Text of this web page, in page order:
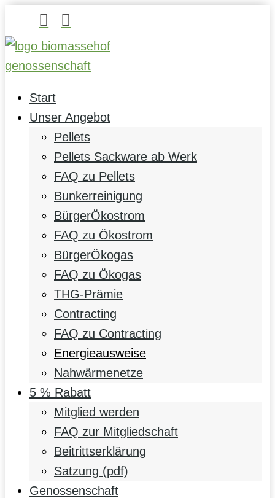
 
Start
Unser Angebot
Pellets
Pellets Sackware ab Werk
FAQ zu Pellets
Bunkerreinigung
BürgerÖkostrom
FAQ zu Ökostrom
BürgerÖkogas
FAQ zu Ökogas
THG-Prämie
Contracting
FAQ zu Contracting
Energieausweise
Nahwärmenetze
5 % Rabatt
Mitglied werden
FAQ zur Mitgliedschaft
Beitrittserklärung
Satzung (pdf)
Genossenschaft